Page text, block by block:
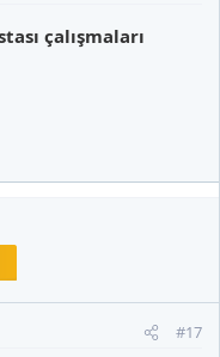
çalışmaları
#17